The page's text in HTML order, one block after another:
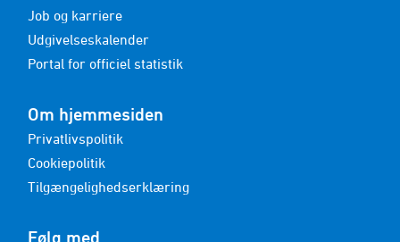
Job og karriere
Udgivelseskalender
Portal for officiel statistik
Om hjemmesiden
Privatlivspolitik
Cookiepolitik
Tilgængelighedserklæring
Følg med